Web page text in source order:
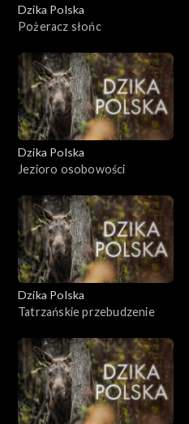
Dzika Polska
Pożeracz słońc
Dzika Polska
Jezioro osobowości
Dzika Polska
Tatrzańskie przebudzenie